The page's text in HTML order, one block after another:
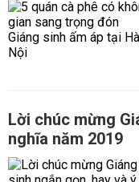
Lời chúc mừng
nghĩa năm 2019